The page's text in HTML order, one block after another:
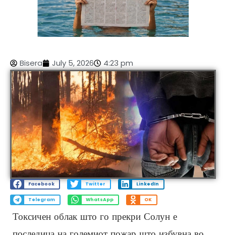
Bisera July 5, 2026 4:23 pm
Facebook Twitter LinkedIn
Telegram WhatsApp OK
Токсичен облак што го прекри Солун е